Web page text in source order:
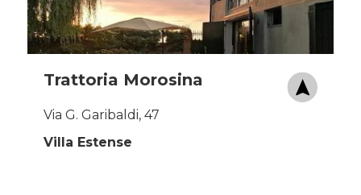
Trattoria Morosina
Via G. Garibaldi, 47
Villa Estense